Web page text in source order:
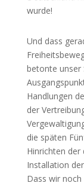
wurde!
Und dass
betonte unser
Handlungen
der
die späten
Hinrichten der
Installation
Dass wir